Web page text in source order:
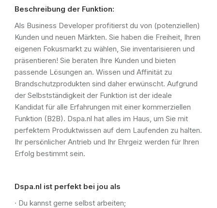
Beschreibung der Funktion:
Als Business Developer profitierst du von (potenziellen)
Kunden und neuen Märkten. Sie haben die Freiheit, Ihren
eigenen Fokusmarkt zu wählen, Sie inventarisieren und
präsentieren! Sie beraten Ihre Kunden und bieten
passende Lösungen an. Wissen und Affinität zu
Brandschutzprodukten sind daher erwünscht. Aufgrund
der Selbstständigkeit der Funktion ist der ideale
Kandidat für alle Erfahrungen mit einer kommerziellen
Funktion (B2B). Dspa.nl hat alles im Haus, um Sie mit
perfektem Produktwissen auf dem Laufenden zu halten.
Ihr persönlicher Antrieb und Ihr Ehrgeiz werden für Ihren
Erfolg bestimmt sein.
Dspa.nl ist perfekt bei jou als
· Du kannst gerne selbst arbeiten;